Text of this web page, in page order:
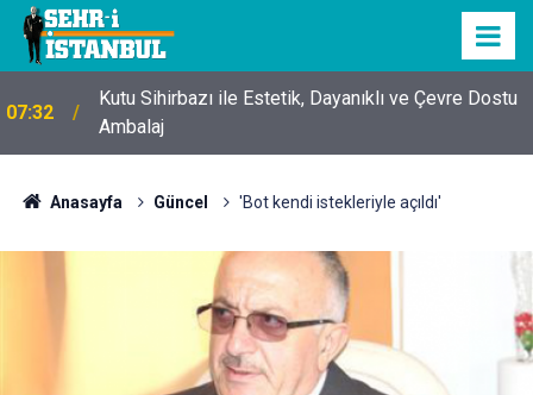
07:32
Kutu Sihirbazı ile Estetik, Dayanıklı ve Çevre Dostu
Ambalaj
Anasayfa Güncel 'Bot kendi istekleriyle açıldı'